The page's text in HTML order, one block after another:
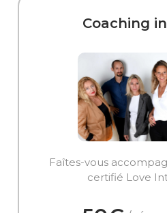
Coaching
Faîtes-vous
certifié Love